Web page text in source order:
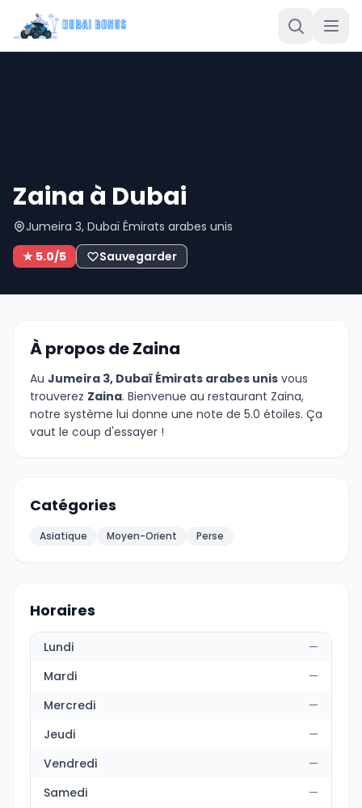
Zaina à Dubai
Jumeira 3, Dubaï Émirats arabes unis
★ 5.0/5
Sauvegarder
À propos de Zaina
Au Jumeira 3, Dubaï Émirats arabes unis vous
trouverez Zaina. Bienvenue au restaurant Zaina,
notre système lui donne une note de 5.0 étoiles. Ça
vaut le coup d'essayer !
Catégories
Asiatique Moyen-Orient Perse
Horaires
Lundi
—
Mardi
—
Mercredi
—
Jeudi
—
Vendredi
—
Samedi
—